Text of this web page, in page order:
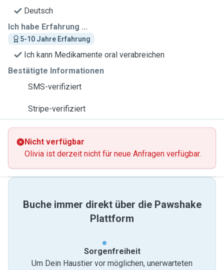
Deutsch
Ich habe Erfahrung ...
5-10 Jahre Erfahrung
Ich kann Medikamente oral verabreichen
Bestätigte Informationen
SMS-verifiziert
Stripe-verifiziert
Nicht verfügbar
Olivia ist derzeit nicht für neue Anfragen verfügbar.
Buche immer direkt über die Pawshake
Plattform
Sorgenfreiheit
Um Dein Haustier vor möglichen, unerwarteten